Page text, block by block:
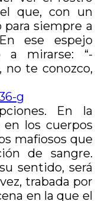
que, con un
para siempre a
ese espejo
a mirarse: “-
no te conozco,
En la
los cuerpos
mafiosos que
de sangre.
sentido, será
trabada por
en la que el